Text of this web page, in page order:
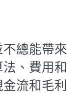
總能帶來
、費用和
流和毛利